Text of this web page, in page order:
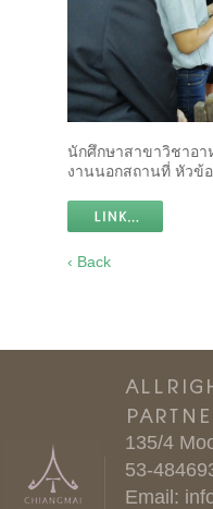
นักศึกษาสาขาวิชาอา
งานนอกสถานที่ หัวข้
‹ Back
135/4
53-
Email: